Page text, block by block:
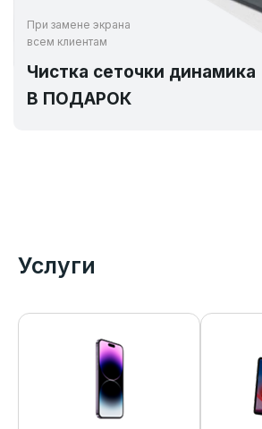
При замене экрана
всем клиентам
Чистка сеточки динамика
В ПОДАРОК
Услуги